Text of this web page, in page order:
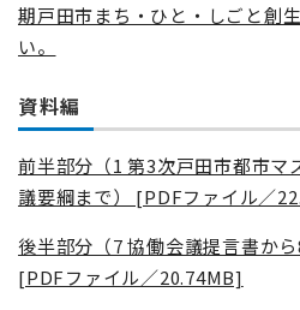
期戸田市まち・ひと・しごと創
い。
資料編
前半部分（1 第3次戸田市都市マ
議要綱まで） [PDFファイル／
後半部分（7 協働会議提言書から
[PDFファイル／20.74MB]